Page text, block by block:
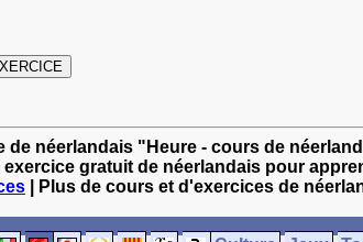
de néerlandais "Heure - cours de
gratuit de néerlandais pour
| Plus de cours et d'exercices de